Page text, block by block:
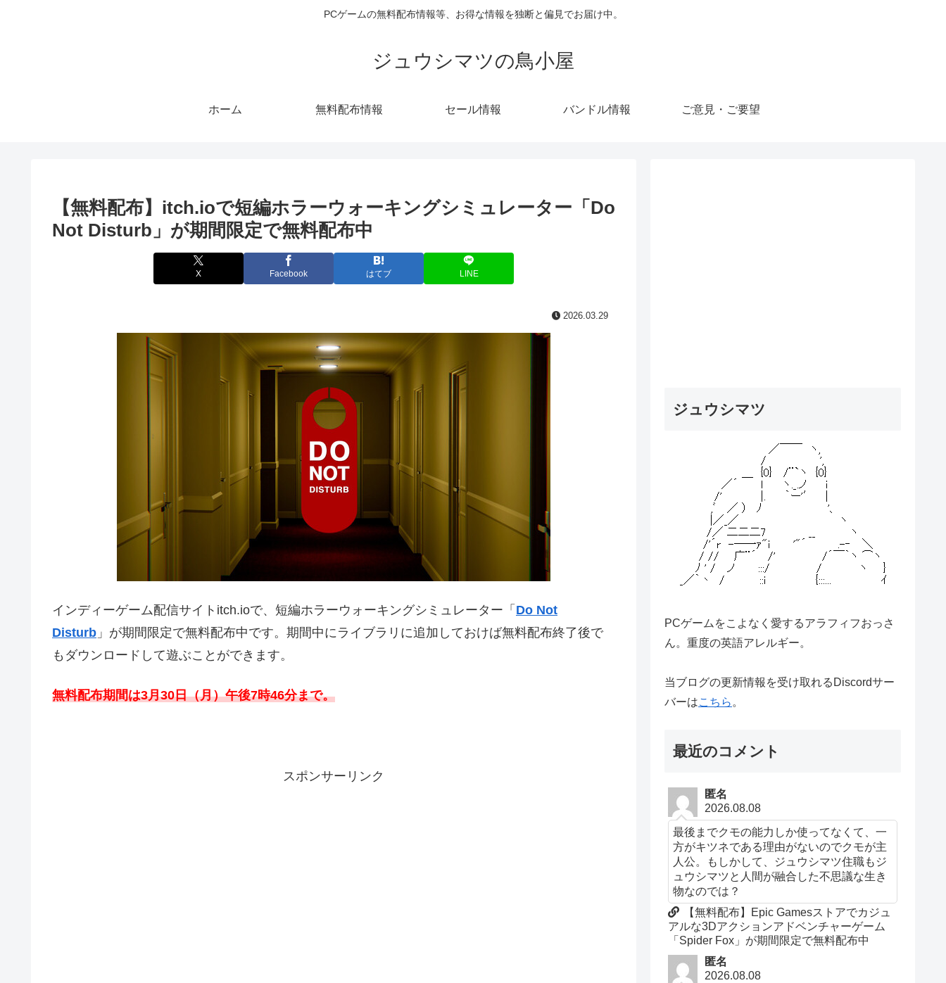
PCゲームの無料配布情報等、お得な情報を独断と偏見でお届け中。
ジュウシマツの鳥小屋
ホーム 無料配布情報 セール情報 バンドル情報 ご意見・ご要望
【無料配布】itch.ioで短編ホラーウォーキングシミュレーター「Do
Not Disturb」が期間限定で無料配布中
X Facebook はてブ LINE
2026.03.29
インディーゲーム配信サイトitch.ioで、短編ホラーウォーキングシミュレーター「 Do Not
Disturb 」が期間限定で無料配布中です。期間中にライブラリに追加しておけば無料配布終了後で
もダウンロードして遊ぶことができます。
無料配布期間は3月30日（月）午後7時46分まで。
スポンサーリンク
ジュウシマツ
PCゲームをこよなく愛するアラフィフおっさ
ん。重度の英語アレルギー。
当ブログの更新情報を受け取れるDiscordサー
バーはこちら 。
最近のコメント
匿名
2026.08.08
最後までクモの能力しか使ってなくて、一
方がキツネである理由がないのでクモが主
人公。もしかして、ジュウシマツ住職もジ
ュウシマツと人間が融合した不思議な生き
物なのでは？
【無料配布】Epic Gamesストアでカジュ
アルな3Dアクションアドベンチャーゲーム
「Spider Fox」が期間限定で無料配布中
匿名
2026.08.08